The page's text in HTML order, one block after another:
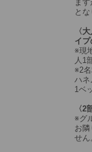
ま
とな
〈
イプ
※現
人1
※2
ハネ
1ベ
〈2
※グ
お
せん